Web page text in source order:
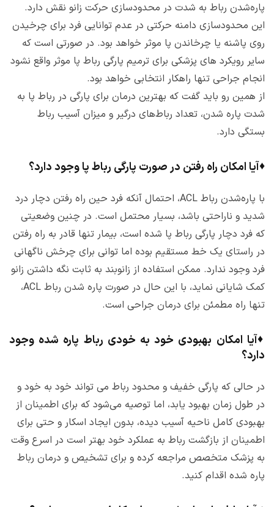
پاره‌شدن رباط به شدت در محدودسازی حرکت زانو نقش دارد.
این محدودسازی دامنه حرکتی در عدم توانایی فرد برای چرخیدن
روی پاشنه یا چرخاندن پا موثر خواهد بود. در صورتی است که
سایر رویکرد های پزشکی برای ترمیم پارگی رباط پا موثر واقع نشود
انجام جراحی تنها راهکار انتخابی خواهد بود.
از همین رو باید گفت که بهترین درمان برای پارگی در رباط پا به
شدت پاره شدن، تعداد رباط‌های درگیر و میزان آسیب رباط
بستگی دارد.
♦آیا امکان راه رفتن در صورت پارگی رباط پا وجود دارد؟
با پاره‌شدن رباط ACL، احتمال آنکه فرد حین راه رفتن دچار درد
شدید و ناراحتی باشد، بسیار محتمل است. در چنین وضعیتی
که فرد دچار پارگی رباط پا شده است، بیمار تنها قادر به راه رفتن
در راستای یک خط مستقیم بوده اما توانی برای چرخش ناگهانی
فرد وجود ندارد. ممکن استفاده از زانوبند به ثابت نگه داشتن زانو
کمک شایانی نماید، با این حال در صورت پاره شدن رباط ACL،
تنها راه مطمئن برای درمان جراحی است.
♦آیا امکان بهبودی خود به خودی رباط پاره شده وجود
دارد؟
در حالی که پارگی خفیف و محدود رباط می تواند خود به خود و
در طول زمان بهبود یابد، اما توصیه می‌شود که برای اطمینان از
بهبودی کامل ناحیه آسیب دیده، بدون ایجاد اسکار و حتی برای
اطمینان از بازگشت رباط به عملکرد خود بهتر است در اسرع وقت
به پزشک متخصص مراجعه کرده و برای تشخیص و درمان رباط
پاره شده اقدام کنید.